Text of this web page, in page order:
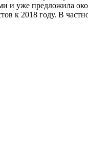
и уже предложила
к 2018 году. В